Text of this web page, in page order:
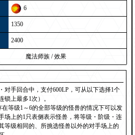
6
1350
2400
魔法师族 / 效果
对手回合中，支付600LP，可从以下选择1个
锁上最多1次）。
在等级1～6的全部等级的怪兽的情况下可以发
场上的1只表侧表示怪兽，将等级・阶级・连
等级相同的、所挑选怪兽以外的对手场上的